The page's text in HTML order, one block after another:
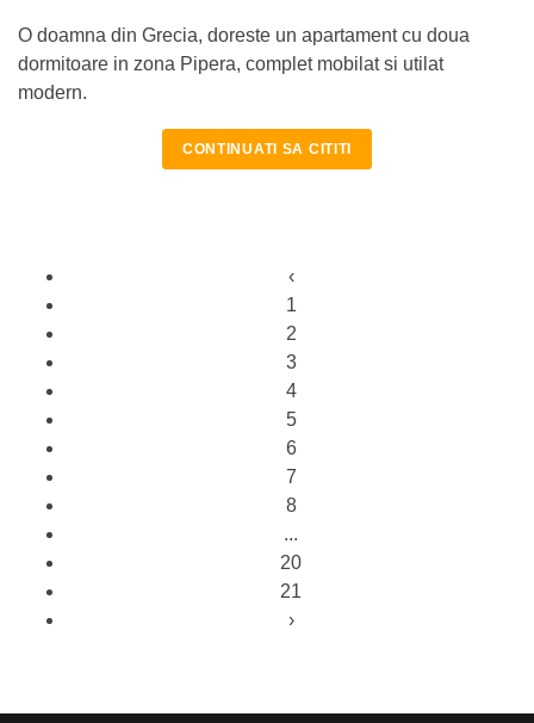
O doamna din Grecia, doreste un apartament cu doua
dormitoare in zona Pipera, complet mobilat si utilat
modern.
CONTINUATI SA CITITI
‹
1
2
3
4
5
6
7
8
...
20
21
›